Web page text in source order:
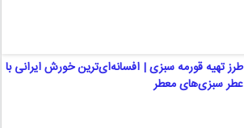
طرز تهیه قورمه سبزی | افسانه‌ای‌ترین خورش ایرانی با
عطر سبزی‌های معطر